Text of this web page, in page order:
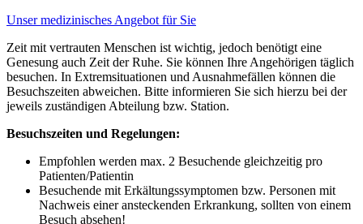
Unser medizinisches Angebot für Sie
Zeit mit vertrauten Menschen ist wichtig, jedoch benötigt eine
Genesung auch Zeit der Ruhe. Sie können Ihre Angehörigen täglich
besuchen. In Extremsituationen und Ausnahmefällen können die
Besuchszeiten abweichen. Bitte informieren Sie sich hierzu bei der
jeweils zuständigen Abteilung bzw. Station.
Besuchszeiten und Regelungen:
Empfohlen werden max. 2 Besuchende gleichzeitig pro
Patienten/Patientin
Besuchende mit Erkältungssymptomen bzw. Personen mit
Nachweis einer ansteckenden Erkrankung, sollten von einem
Besuch absehen!